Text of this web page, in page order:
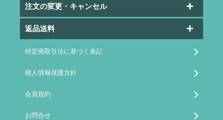
注文の変更・キャンセル
返品送料
特定商取引法に基づく表記
個人情報保護方針
会員規約
お問合せ